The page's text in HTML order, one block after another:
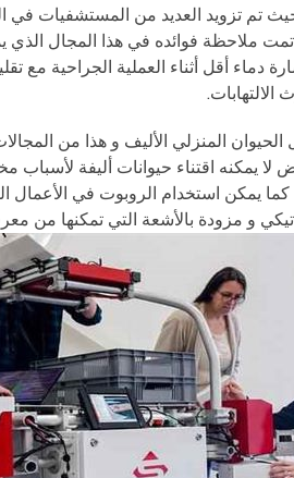
المجال من سنة 2000 حيث تم تزويد العديد من
تمت ملاحظة فوائده في هذا المجال
دماء أقل أثناء العملية الجراحية مع
المنزلي الأليف و هذا من
لا يمكنه اقتناء حيوانات أليفة لأسباب
يمكن استخدام الروبوت في الأعمال
و مزودة بالأشعة التي تمكنها من